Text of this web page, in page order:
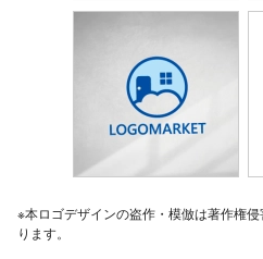
※本ロゴデザインの盗作・模倣は著作権
ります。